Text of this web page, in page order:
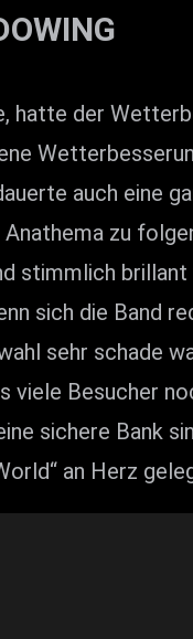
hatte der
auch eine
zu
stimmlich
sich die Band
sehr schade
viele Besucher
sichere
an Herz